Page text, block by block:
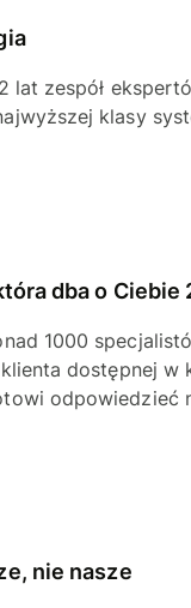
lat zespół
klasy
dba o Ciebie
1000
dostępnej w
odpowiedzieć
nie nasze